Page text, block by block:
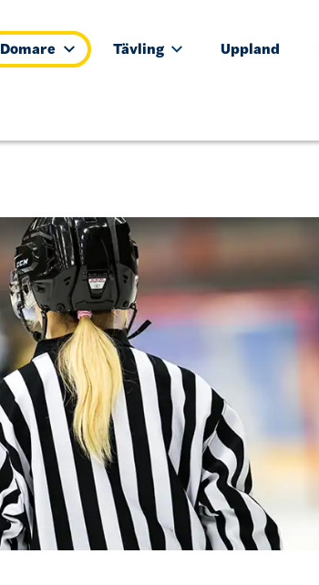
Domare Tävling Uppland